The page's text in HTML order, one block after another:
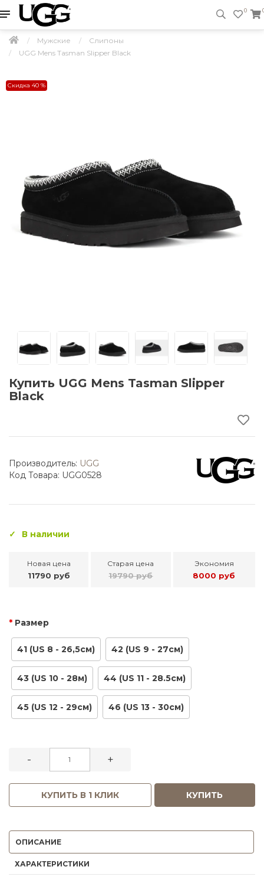
0
Мужские
Слипоны
UGG Mens Tasman Slipper Black
Скидка 40 %
Купить UGG Mens Tasman Slipper
Black
Производитель: UGG
Код Товара: UGG0528
В наличии
Новая цена
11790 руб
Старая цена
19790 руб
Экономия
8000 руб
Размер
41 (US 8 - 26,5см) 42 (US 9 - 27см)
43 (US 10 - 28м) 44 (US 11 - 28.5см)
45 (US 12 - 29см) 46 (US 13 - 30см)
- +
КУПИТЬ В 1 КЛИК КУПИТЬ
ОПИСАНИЕ
ХАРАКТЕРИСТИКИ